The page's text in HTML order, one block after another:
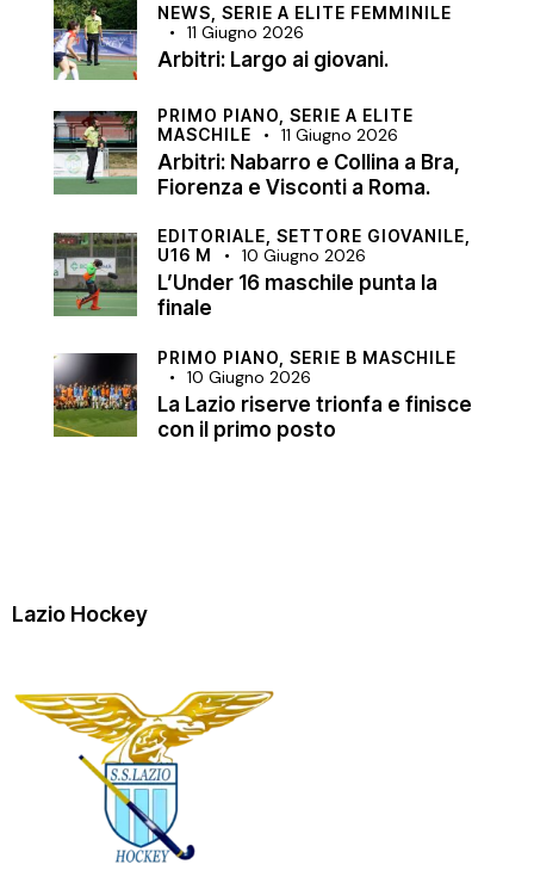
NEWS, SERIE A ELITE FEMMINILE
11 Giugno 2026
Arbitri: Largo ai giovani.
PRIMO PIANO, SERIE A ELITE
MASCHILE
11 Giugno 2026
Arbitri: Nabarro e Collina a Bra,
Fiorenza e Visconti a Roma.
EDITORIALE, SETTORE GIOVANILE,
U16 M
10 Giugno 2026
L’Under 16 maschile punta la
finale
PRIMO PIANO, SERIE B MASCHILE
10 Giugno 2026
La Lazio riserve trionfa e finisce
con il primo posto
Lazio Hockey